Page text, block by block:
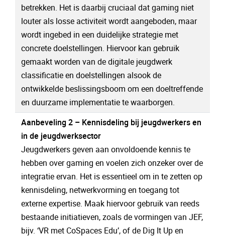
betrekken. Het is daarbij cruciaal dat gaming niet
louter als losse activiteit wordt aangeboden, maar
wordt ingebed in een duidelijke strategie met
concrete doelstellingen. Hiervoor kan gebruik
gemaakt worden van de digitale jeugdwerk
classificatie en doelstellingen alsook de
ontwikkelde beslissingsboom om een doeltreffende
en duurzame implementatie te waarborgen.
Aanbeveling 2 – Kennisdeling bij jeugdwerkers en
in de jeugdwerksector
Jeugdwerkers geven aan onvoldoende kennis te
hebben over gaming en voelen zich onzeker over de
integratie ervan. Het is essentieel om in te zetten op
kennisdeling, netwerkvorming en toegang tot
externe expertise. Maak hiervoor gebruik van reeds
bestaande initiatieven, zoals de vormingen van JEF,
bijv. ‘VR met CoSpaces Edu’, of de Dig It Up en